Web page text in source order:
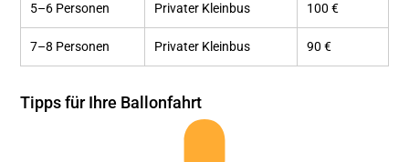
5–6 Personen Privater Kleinbus 100 €
7–8 Personen Privater Kleinbus 90 €
Tipps für Ihre Ballonfahrt